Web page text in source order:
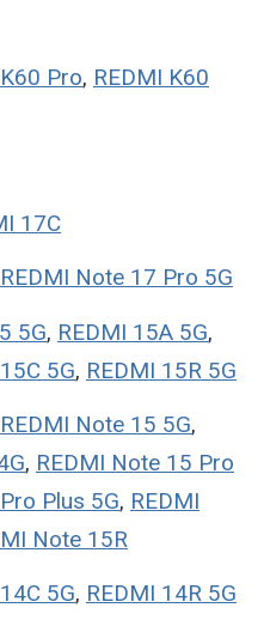
Pro, REDMI K60
17C
REDMI Note 17 Pro 5G
5G, REDMI 15A 5G,
5G, REDMI 15R 5G
REDMI Note 15 5G,
, REDMI Note 15 Pro
Plus 5G, REDMI
Note 15R
5G, REDMI 14R 5G